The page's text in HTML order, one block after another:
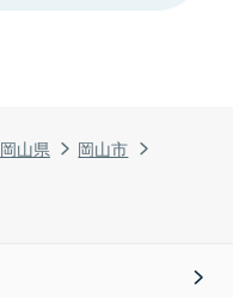
岡山県
岡山市